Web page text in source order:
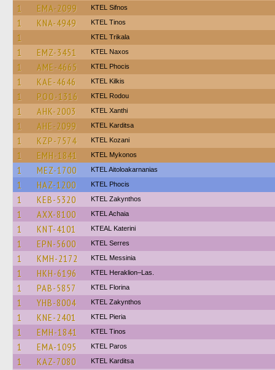
1 EMA-2099 KTEL Sifnos
1 KNA-4949 KTEL Tinos
1 ΚΤΕL Τrikala
1 EMZ-3451 KTEL Naxos
1 AME-4665 ΚΤΕL Phocis
1 KAE-4646 KTEL Kilkis
1 POO-1316 ΚΤΕL Rodou
1 AHK-2003 KTEL Xanthi
1 AHE-2099 ΚΤΕL Karditsa
1 KZP-7574 ΚΤΕL Kozani
1 EMH-1841 KTEL Mykonos
1 MEZ-1700 KTEL Aitoloakarnanias
1 HAZ-1200 ΚΤΕL Phocis
1 KEB-5320 KTEL Zakynthos
1 AXX-8100 KTEL Achaia
1 KNT-4101 KTEAL Katerini
1 EPN-5600 KTEL Serres
1 KMH-2172 KTEL Messinia
1 HKH-6196 KTEL Heraklion–Las.
1 PAB-5857 KTEL Florina
1 YHB-8004 KTEL Zakynthos
1 KNE-2401 KTEL Pieria
1 EMH-1841 KTEL Tinos
1 EMA-1095 KTEL Paros
1 KAZ-7080 ΚΤΕL Karditsa